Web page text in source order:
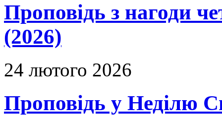
Проповідь з нагоди
(2026)
24 лютого 2026
Проповідь у Неділю